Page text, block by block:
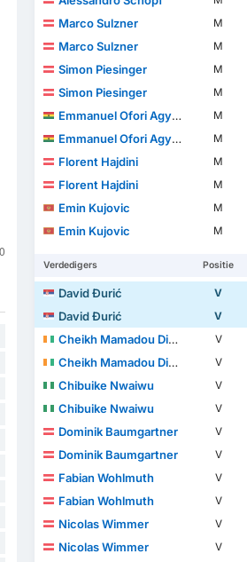
Marco Sulzner
M
Marco Sulzner
M
Simon Piesinger
M
Simon Piesinger
M
Emmanuel Ofori Agyemang
M
Emmanuel Ofori Agyemang
M
Florent Hajdini
M
Florent Hajdini
M
Emin Kujovic
M
Emin Kujovic
M
Verdedigers Positie
David Đurić V
David Đurić
V
Cheikh Mamadou Diabaté
V
Cheikh Mamadou Diabaté
V
Chibuike Nwaiwu
V
Chibuike Nwaiwu
V
Dominik Baumgartner
V
Dominik Baumgartner
V
Fabian Wohlmuth
V
Fabian Wohlmuth
V
Nicolas Wimmer
V
Nicolas Wimmer
V